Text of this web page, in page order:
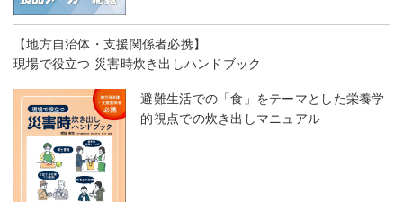
【地方自治体・支援関係者必携】
現場で役立つ 災害時炊き出しハンドブック
避難生活での「食」をテーマとした栄養学
的視点での炊き出しマニュアル